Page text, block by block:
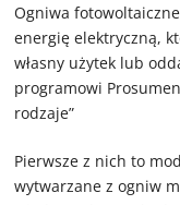
Ogniwa fotowoltaiczne
energię elektryczną,
własny użytek lub
programowi
rodzaje”
Pierwsze z nich to
wytwarzane z ogniw